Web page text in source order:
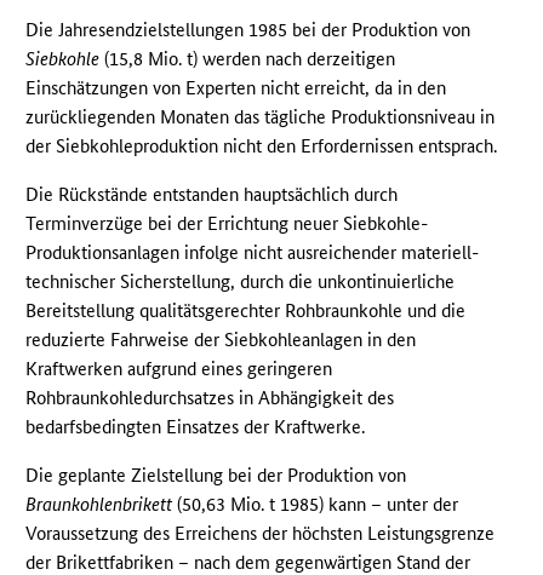
Die Jahresendzielstellungen 1985 bei der Produktion von
Siebkohle (15,8 Mio. t) werden nach derzeitigen
Einschätzungen von Experten nicht erreicht, da in den
zurückliegenden Monaten das tägliche Produktionsniveau in
der Siebkohleproduktion nicht den Erfordernissen entsprach.
Die Rückstände entstanden hauptsächlich durch
Terminverzüge bei der Errichtung neuer Siebkohle-
Produktionsanlagen infolge nicht ausreichender materiell-
technischer Sicherstellung, durch die unkontinuierliche
Bereitstellung qualitätsgerechter Rohbraunkohle und die
reduzierte Fahrweise der Siebkohleanlagen in den
Kraftwerken aufgrund eines geringeren
Rohbraunkohledurchsatzes in Abhängigkeit des
bedarfsbedingten Einsatzes der Kraftwerke.
Die geplante Zielstellung bei der Produktion von
Braunkohlenbrikett (50,63 Mio. t 1985) kann – unter der
Voraussetzung des Erreichens der höchsten Leistungsgrenze
der Brikettfabriken – nach dem gegenwärtigen Stand der